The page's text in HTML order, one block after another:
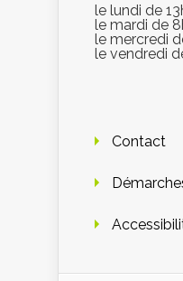
le lundi de
le mardi de
le mercredi
le vendredi
Contact